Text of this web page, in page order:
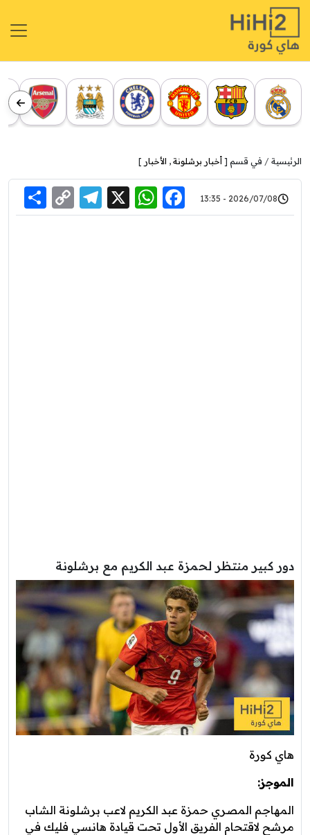
الرئيسية في قسم [ أخبار برشلونة , الأخبار ]
2026/07/08 - 13:35
Facebook
WhatsApp
X
Link
دور كبير منتظر لحمزة عبد الكريم مع برشلونة
هاي كورة
الموجز:
المهاجم المصري حمزة عبد الكريم لاعب برشلونة الشاب
مرشح لاقتحام الفريق الأول تحت قيادة هانسي فليك في